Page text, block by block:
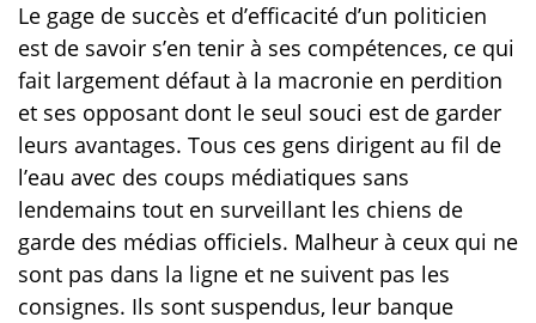
Le gage de succès et d’efficacité d’un politicien
est de savoir s’en tenir à ses compétences, ce qui
fait largement défaut à la macronie en perdition
et ses opposant dont le seul souci est de garder
leurs avantages. Tous ces gens dirigent au fil de
l’eau avec des coups médiatiques sans
lendemains tout en surveillant les chiens de
garde des médias officiels. Malheur à ceux qui ne
sont pas dans la ligne et ne suivent pas les
consignes. Ils sont suspendus, leur banque